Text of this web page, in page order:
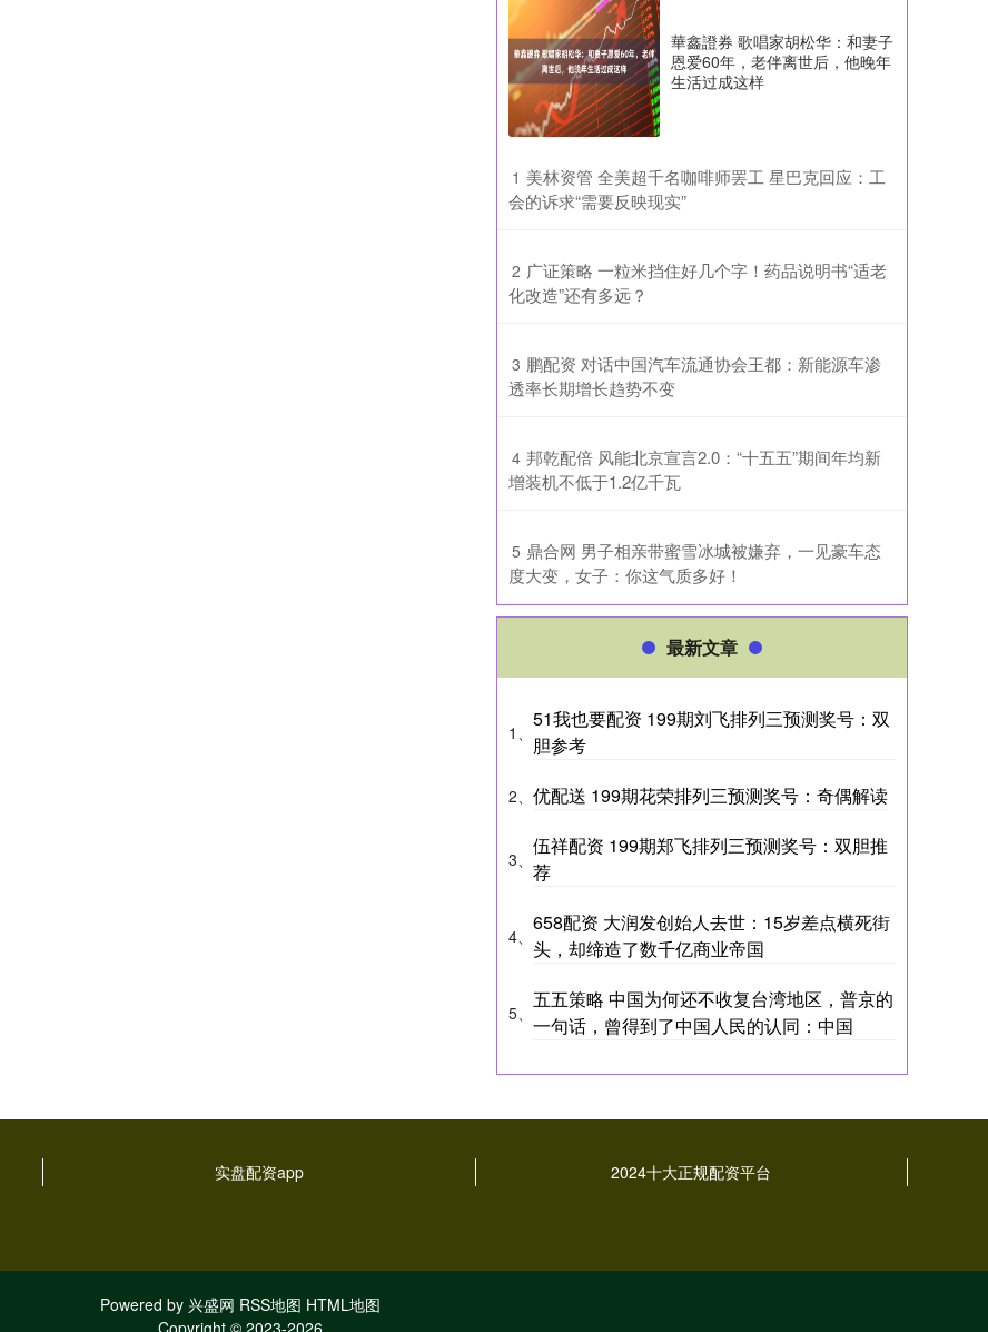
華鑫證券 歌唱家胡松华：和妻子
恩爱60年，老伴离世后，他晚年
生活过成这样
1 ​美林资管 全美超千名咖啡师罢工 星巴克回应：工
会的诉求“需要反映现实”
2 ​广证策略 一粒米挡住好几个字！药品说明书“适老
化改造”还有多远？
3 ​鹏配资 对话中国汽车流通协会王都：新能源车渗
透率长期增长趋势不变
4 ​邦乾配倍 风能北京宣言2.0：“十五五”期间年均新
增装机不低于1.2亿千瓦
5 ​鼎合网 男子相亲带蜜雪冰城被嫌弃，一见豪车态
度大变，女子：你这气质多好！
最新文章
1、
51我也要配资 199期刘飞排列三预测奖号：双
胆参考
2、 优配送 199期花荣排列三预测奖号：奇偶解读
3、
伍祥配资 199期郑飞排列三预测奖号：双胆推
荐
4、
658配资 大润发创始人去世：15岁差点横死街
头，却缔造了数千亿商业帝国
5、
五五策略 中国为何还不收复台湾地区，普京的
一句话，曾得到了中国人民的认同：中国
实盘配资app 2024十大正规配资平台
Powered by 兴盛网 RSS地图 HTML地图
Copyright © 2023-2026